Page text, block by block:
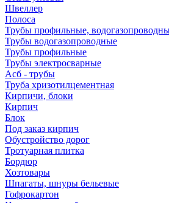
Швеллер
Полоса
Трубы профильные,
Трубы водогазопроводные
Трубы профильные
Трубы электросварные
Асб - трубы
Труба хризотилцементная
Кирпичи, блоки
Кирпич
Блок
Под заказ кирпич
Обустройство дорог
Тротуарная плитка
Бордюр
Хозтовары
Шпагаты, шнуры бельевые
Гофрокартон